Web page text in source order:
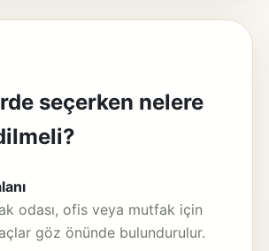
seçerken nelere
odası, ofis veya mutfak için
göz önünde bulundurulur.